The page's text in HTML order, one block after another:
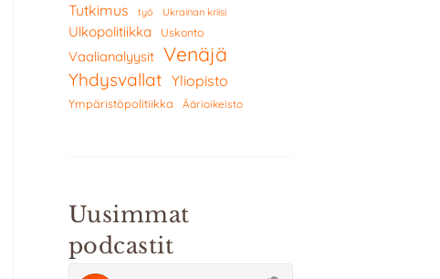
Tutkimus työ Ukrainan kriisi
Ulkopolitiikka Uskonto
Vaalianalyysit Venäjä
Yhdysvallat Yliopisto
Ympäristöpolitiikka Äärioikeisto
Uusimmat
podcastit